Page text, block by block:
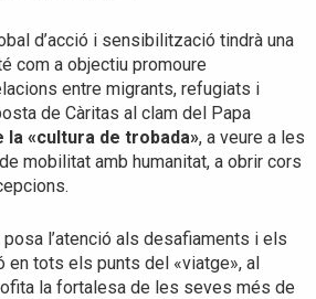
d’acció i sensibilització tindrà una
com a objectiu promoure
entre migrants, refugiats i
de Càritas al clam del Papa
la «cultura de trobada», a veure a les
mobilitat amb humanitat, a obrir cors
l’atenció als desafiaments i els
en tots els punts del «viatge», al
la fortalesa de les seves més de